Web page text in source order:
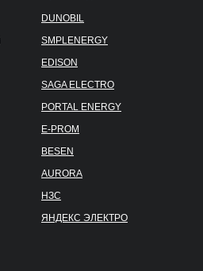
DUNOBIL
SMPLENERGY
EDISON
SAGA ELECTRO
PORTAL ENERGY
E-PROM
BESEN
AURORA
НЗС
ЯНДЕКС ЭЛЕКТРО